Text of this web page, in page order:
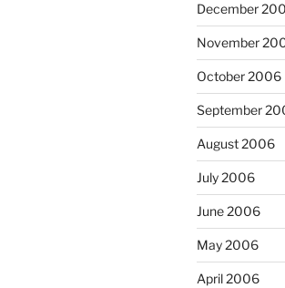
December
November
October 2006
September
August 2006
July 2006
June 2006
May 2006
April 2006